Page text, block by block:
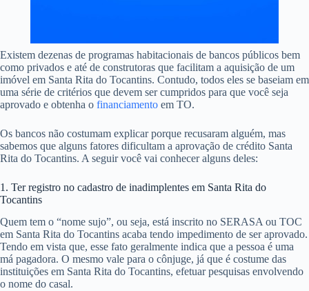
Existem dezenas de programas habitacionais de bancos públicos bem
como privados e até de construtoras que facilitam a aquisição de um
imóvel em Santa Rita do Tocantins. Contudo, todos eles se baseiam em
uma série de critérios que devem ser cumpridos para que você seja
aprovado e obtenha o financiamento em TO.
Os bancos não costumam explicar porque recusaram alguém, mas
sabemos que alguns fatores dificultam a aprovação de crédito Santa
Rita do Tocantins. A seguir você vai conhecer alguns deles:
1. Ter registro no cadastro de inadimplentes em Santa Rita do
Tocantins
Quem tem o “nome sujo”, ou seja, está inscrito no SERASA ou TOC
em Santa Rita do Tocantins acaba tendo impedimento de ser aprovado.
Tendo em vista que, esse fato geralmente indica que a pessoa é uma
má pagadora. O mesmo vale para o cônjuge, já que é costume das
instituições em Santa Rita do Tocantins, efetuar pesquisas envolvendo
o nome do casal.